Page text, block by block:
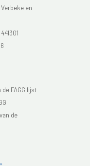
Verbeke en
441301
FAGG lijst
de